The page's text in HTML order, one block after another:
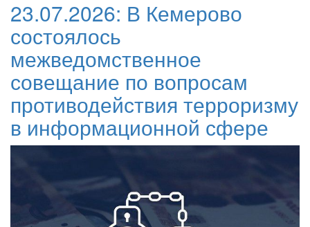
23.07.2026: В Кемерово
состоялось
межведомственное
совещание по вопросам
противодействия терроризму
в информационной сфере